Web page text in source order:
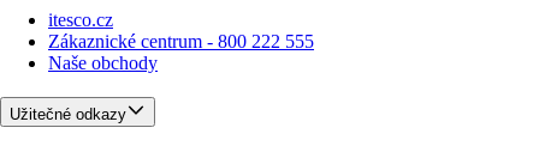
itesco.cz
Zákaznické centrum - 800 222 555
Naše obchody
Užitečné odkazy